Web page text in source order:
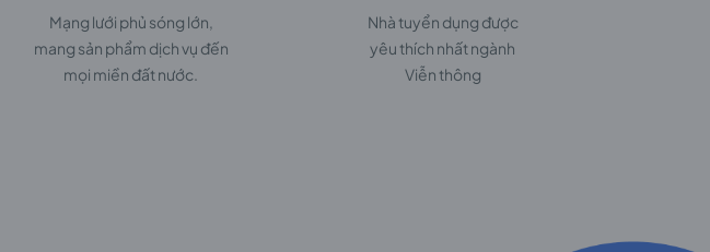
Mạng lưới phủ sóng lớn,
mang sản phẩm dịch vụ đến
mọi miền đất nước.
Nhà tuyển dụng được
yêu thích nhất ngành
Viễn thông